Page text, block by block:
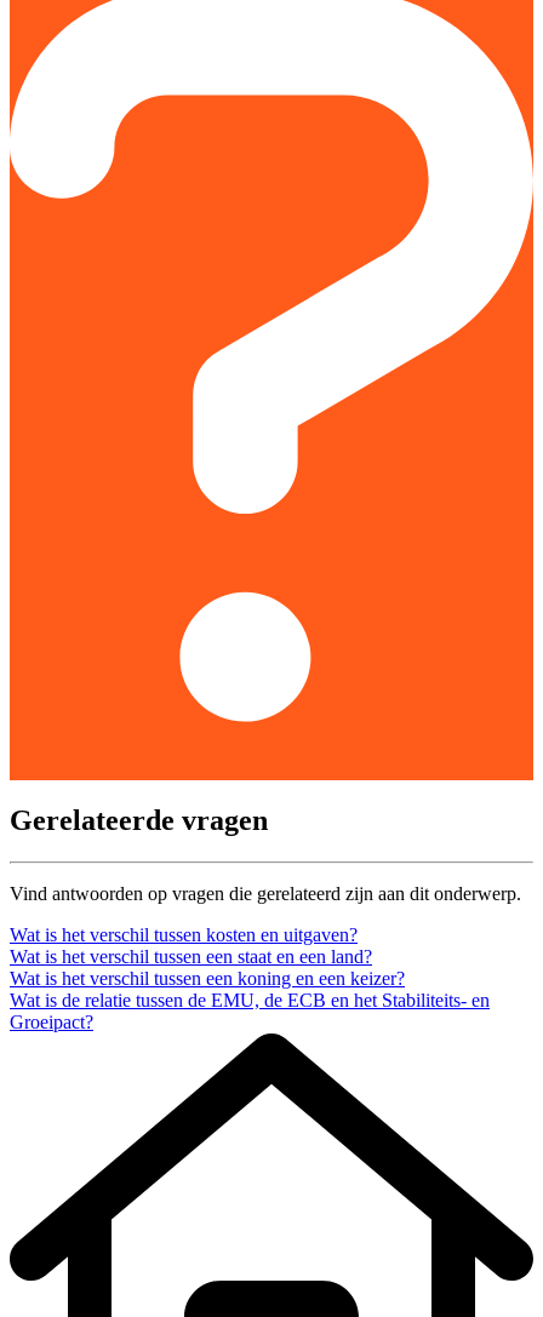
Gerelateerde vragen
Vind antwoorden op vragen die gerelateerd zijn aan dit onderwerp.
Wat is het verschil tussen kosten en uitgaven?
Wat is het verschil tussen een staat en een land?
Wat is het verschil tussen een koning en een keizer?
Wat is de relatie tussen de EMU, de ECB en het Stabiliteits- en
Groeipact?